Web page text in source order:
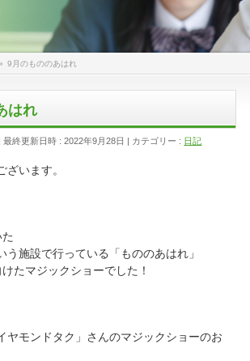
9月のもののあはれ
はれ
最終更新日時 : 2022年9月28日 カテゴリー : 日記
ざいます。
う施設で行っている「もののあはれ」
たマジックショーでした！
ヤモンドタク」さんのマジックショーのお